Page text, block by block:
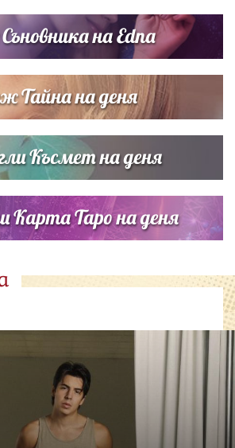
на Edna
Тайна на деня
Късмет на деня
Карта Таро на деня